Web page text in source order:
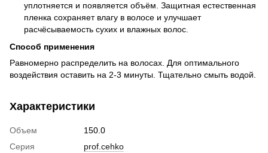
уплотняется и появляется объём. Защитная естественная
пленка сохраняет влагу в волосе и улучшает
расчёсываемость сухих и влажных волос.
Способ применения
Равномерно распределить на волосах. Для оптимального
воздействия оставить на 2-3 минуты. Тщательно смыть водой.
Характеристики
Объем
150.0
Серия
prof.cehko